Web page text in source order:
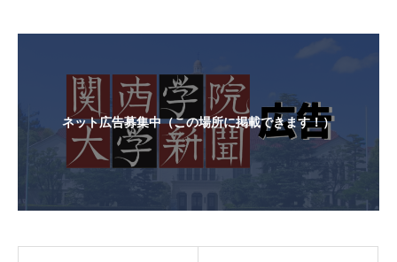
ネット広告募集中（この場所に掲載できます！）